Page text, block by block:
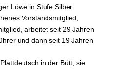
Löwe in Stufe Silber
Vorstandsmitglied,
arbeitet seit 29 Jahren
und dann seit 19 Jahren
in der Bütt, sie